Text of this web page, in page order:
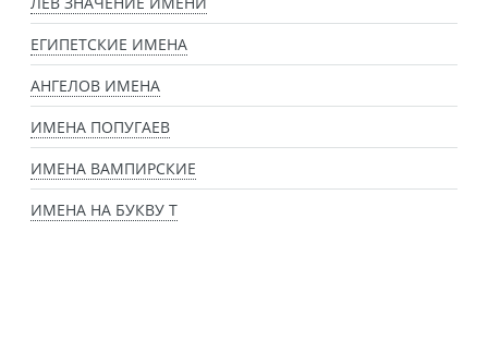
ЕГИПЕТСКИЕ ИМЕНА
АНГЕЛОВ ИМЕНА
ИМЕНА ПОПУГАЕВ
ИМЕНА ВАМПИРСКИЕ
ИМЕНА НА БУКВУ Т